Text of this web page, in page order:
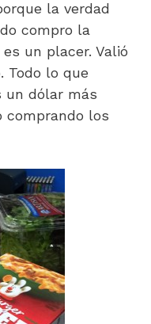
la verdad
compro la
un placer. Valió
Todo lo que
un dólar más
comprando los